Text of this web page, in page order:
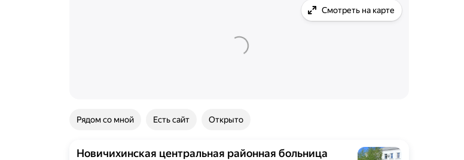
Смотреть на карте
Рядом со мной Есть сайт Открыто
Новичихинская центральная районная больница